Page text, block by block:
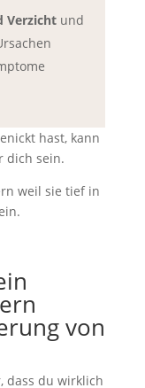
Verzicht und
hast, kann
dich sein.
weil sie tief in
von
dass du wirklich